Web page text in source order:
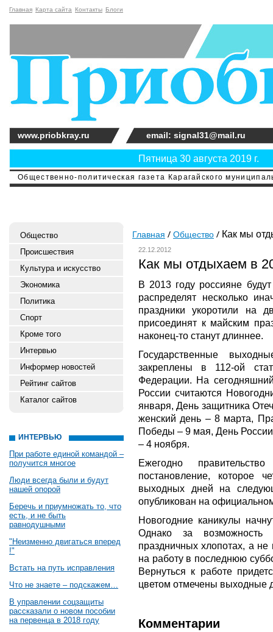
Главная Карта сайта Контакты Блоги
Общественно-политическая газета Карагайского
Пятница 30 августа 2019 г.
www.priobkray.ru email: signal31@mail.ru
Общество
Происшествия
Культура и искусство
Экономика
Политика
Спорт
Кроме того
Интервью
Информер новостей
Рейтинг сайтов
Каталог сайтов
ИНТЕРВЬЮ
При работе единой командой –
получится многое
Люди всегда были и будут
нашей опорой
Беречь и приумножать то, что
есть, и не быть
равнодушными
"Неизменно двигаться вперед
!"
Встать на путь исправления
Что не знаете – подскажем…
В управлении соцзащиты
рассказали о новом пособии
на первенца в 2018 году
Главная Общество Как мы
22.12.2012
Как мы отдыхаем в
В 2013 году россияне
распределят несколько
праздники укоротили на
присоединят к майским
наконец-то станут длиннее.
Государственные
закреплены в 112-ой
Федерации. На
России считаются
января, День защитника
женский день – 8 марта,
Победы – 9 мая, День
– 4 ноября.
Ежегодно
постановление, которое
выходных дней на
опубликован на
Новогодние каникулы
Однако за
праздничных хлопотах, а
на работу в последнюю
Вернуться к работе
цветом отмечены выходные
Комментарии